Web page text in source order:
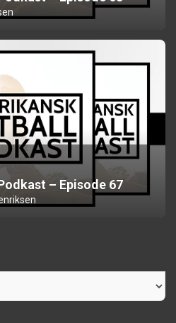
– Episode 67